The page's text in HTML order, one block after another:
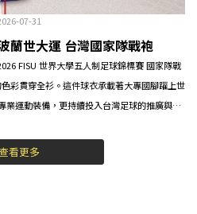
07-31
ENTES | 2026 FISU波蘭世大運 台灣國家隊戰袍
彩貫穿全衫。這件球衣承載著大專國腳躍上世
業運動裝備，更持續投入台灣足球的推廣與發
看更多